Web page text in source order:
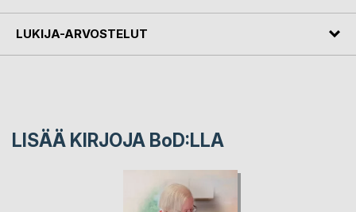
LUKIJA-ARVOSTELUT
LISÄÄ KIRJOJA BoD:LLA